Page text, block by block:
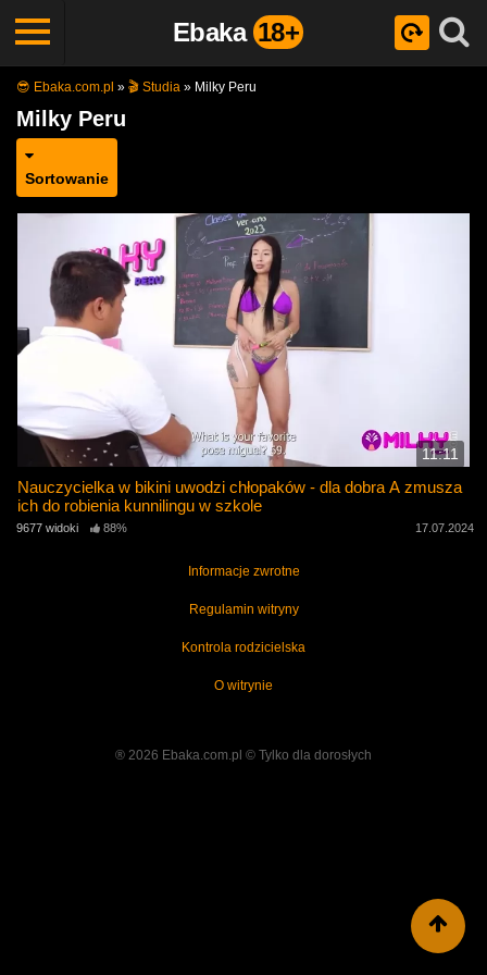
Ebaka 18+
😎 Ebaka.com.pl » 🎬 Studia » Milky Peru
Milky Peru
Sortowanie
11:11
Nauczycielka w bikini uwodzi chłopaków - dla dobra A zmusza
ich do robienia kunnilingu w szkole
9677 widoki 88% 17.07.2024
Informacje zwrotne
Regulamin witryny
Kontrola rodzicielska
O witrynie
® 2026 Ebaka.com.pl ©️ Tylko dla dorosłych